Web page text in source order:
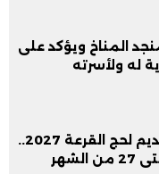
المناخ ويؤكد على
له ولأسرته
الداخلية تفتح باب التقديم لحج القرعة 2027..
الأربعاء 12 أغسطس حتى 27 من الشهر